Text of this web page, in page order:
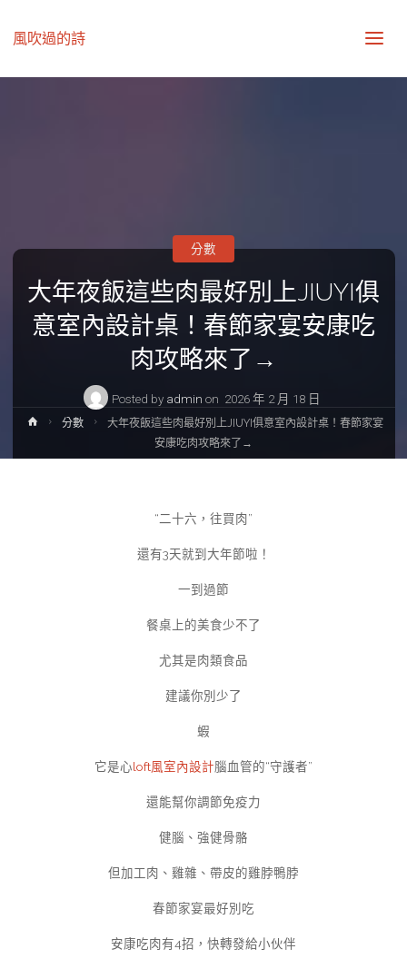
風吹過的詩
大年夜飯這些肉最好別上JIUYI俱
意室內設計桌！春節家宴安康吃
肉攻略來了→
Posted by admin on 2026 年 2 月 18 日
分數
Home分數
大年夜飯這些肉最好別上JIUYI俱意室內設計桌！春節家宴
安康吃肉攻略來了→
“二十六，往買肉”
還有3天就到大年節啦！
一到過節
餐桌上的美食少不了
尤其是肉類食品
建議你別少了
蝦
它是心loft風室內設計腦血管的“守護者”
還能幫你調節免疫力
健腦、強健骨骼
但加工肉、雞雜、帶皮的雞脖鴨脖
春節家宴最好別吃
安康吃肉有4招，快轉發給小伙伴